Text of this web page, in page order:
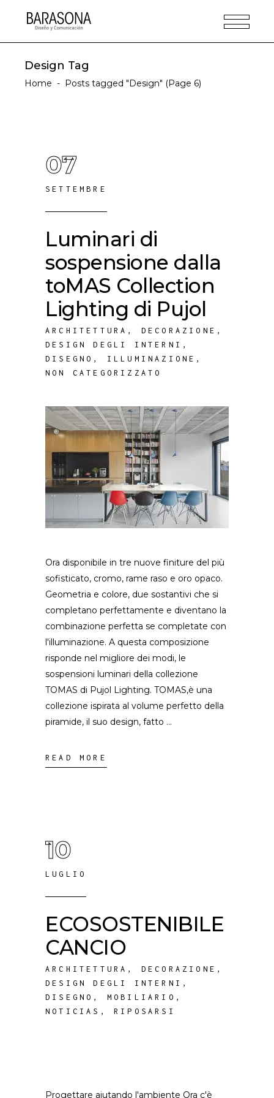
Design Tag
Home - Posts tagged "Design" (Page 6)
07
SETTEMBRE
Luminari di
sospensione dalla
toMAS Collection
Lighting di Pujol
ARCHITETTURA , DECORAZIONE ,
DESIGN DEGLI INTERNI ,
DISEGNO , ILLUMINAZIONE ,
NON CATEGORIZZATO
Ora disponibile in tre nuove finiture del più
sofisticato, cromo, rame raso e oro opaco.
Geometria e colore, due sostantivi che si
completano perfettamente e diventano la
combinazione perfetta se completate con
l'illuminazione. A questa composizione
risponde nel migliore dei modi, le
sospensioni luminari della collezione
TOMAS di Pujol Lighting. TOMAS,è una
collezione ispirata al volume perfetto della
piramide, il suo design, fatto
READ MORE
10
LUGLIO
ECOSOSTENIBILE
CANCIO
ARCHITETTURA , DECORAZIONE ,
DESIGN DEGLI INTERNI ,
DISEGNO , MOBILIARIO ,
NOTICIAS ,RIPOSARSI
Progettare aiutando l'ambiente Ora c'è